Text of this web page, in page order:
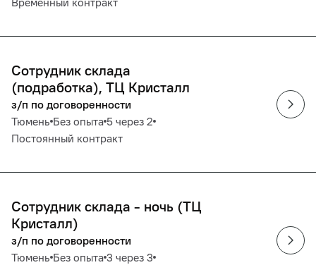
Сотрудник склада
(подработка), ТЦ Кристалл
з/п по договоренности
Тюмень Без опыта 5 через 2
Постоянный контракт
Сотрудник склада - ночь (ТЦ
Кристалл)
з/п по договоренности
Тюмень Без опыта 3 через 3